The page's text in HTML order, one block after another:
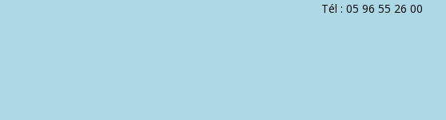
Tél : 05 96 55 26 00